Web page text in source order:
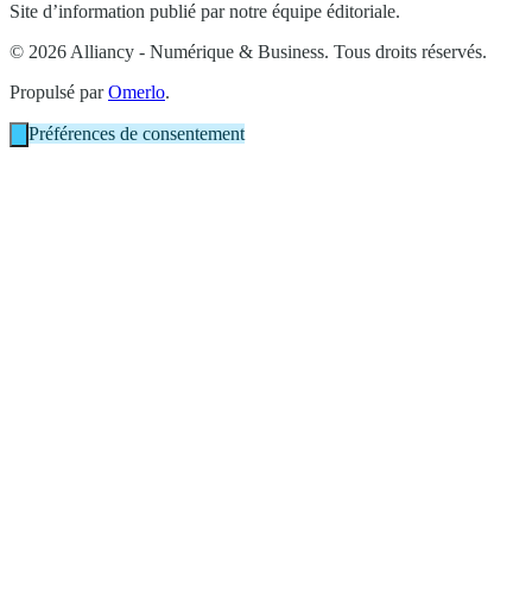
Site d’information publié par notre équipe éditoriale.
© 2026 Alliancy - Numérique & Business. Tous droits réservés.
Propulsé parOmerlo.
Préférences de consentement